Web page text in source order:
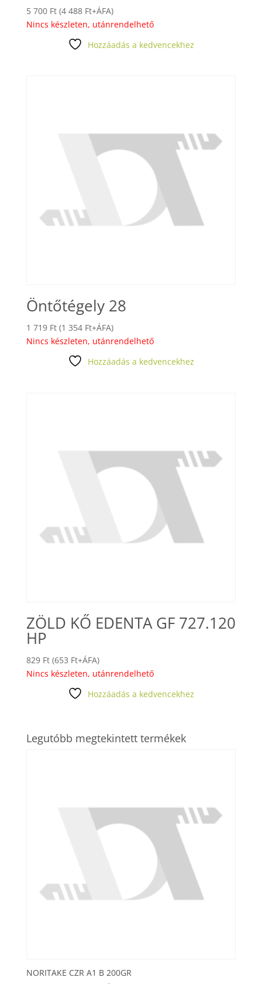
5 700 Ft (4 488 Ft+ÁFA)
Nincs készleten, utánrendelhető
Hozzáadás a kedvencekhez
Öntőtégely 28
1 719 Ft (1 354 Ft+ÁFA)
Nincs készleten, utánrendelhető
Hozzáadás a kedvencekhez
ZÖLD KŐ EDENTA GF 727.120
HP
829 Ft (653 Ft+ÁFA)
Nincs készleten, utánrendelhető
Hozzáadás a kedvencekhez
Legutóbb megtekintett termékek
NORITAKE CZR A1 B 200GR